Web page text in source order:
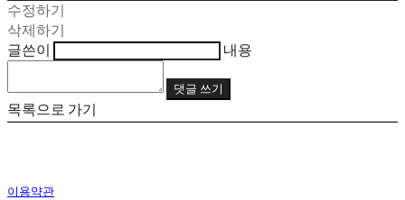
수정하기
삭제하기
글쓴이
내용
댓글 쓰기
목록으로 가기
이용약관